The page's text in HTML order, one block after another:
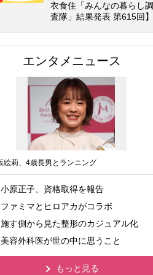
衣食住「みんなの暮らし調
査隊」結果発表 第615回】
エンタメニュース
絵莉、4歳長男とランニング
小原正子、資格取得を報告
ファミマとヒロアカがコラボ
施す側から見た整形のカジュアル化
美容外科医が世の中に思うこと
もっと見る